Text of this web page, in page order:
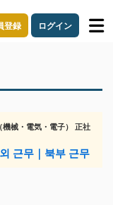
登録 ログイン
械・電気・電子） 正社
근무｜북부 근무